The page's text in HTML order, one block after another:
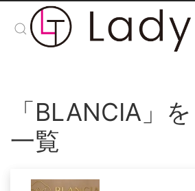
「BLANCIA」
一覧